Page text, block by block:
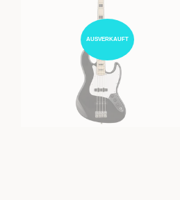
AUSVERKAUFT